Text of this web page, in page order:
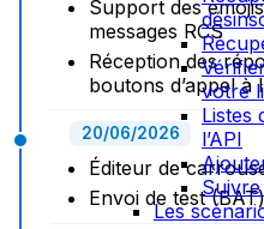
votre
Listes
l’API
Les
Support des
messages RCS
Réception des
boutons d’appel à
20/06/2026
Éditeur de
Envoi de test